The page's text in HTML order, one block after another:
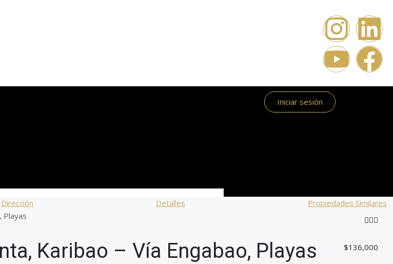
Iniciar sesión
Dirección Detalles
Propiedades Similares
Playas
Karibao – Vía Engabao, Playas $136,000